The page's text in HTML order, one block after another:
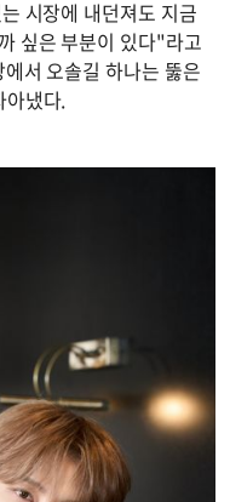
시장에 내던져도 지금
싶은 부분이 있다"라고
서 오솔길 하나는 뚫은
냈다.